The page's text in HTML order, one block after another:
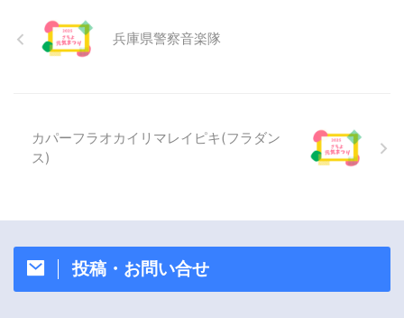
兵庫県警察音楽隊
カパーフラオカイリマレイピキ(フラダン
ス)
投稿・お問い合せ